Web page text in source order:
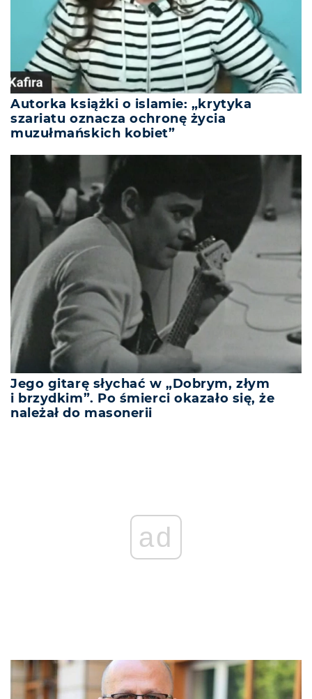
Autorka książki o islamie: „krytyka
szariatu oznacza ochronę życia
muzułmańskich kobiet”
Jego gitarę słychać w „Dobrym, złym
i brzydkim”. Po śmierci okazało się, że
należał do masonerii
ad